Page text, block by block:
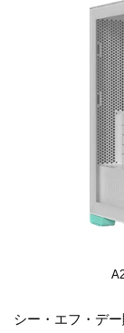
シー・エフ・デ